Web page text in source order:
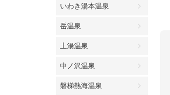
いわき湯本温泉
岳温泉
土湯温泉
中ノ沢温泉
磐梯熱海温泉